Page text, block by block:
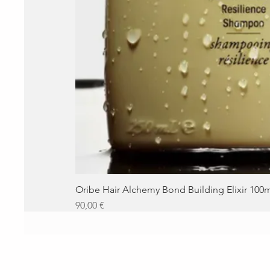
Oribe Hair Alchemy Bond Building Elixir
Precio
90,00 €